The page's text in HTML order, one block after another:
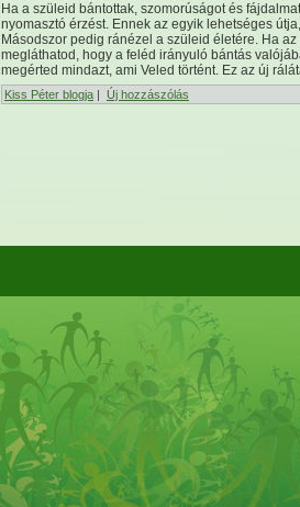
Ha a szüleid bántottak, szomorúságot és
nyomasztó érzést. Ennek az egyik lehetséges
Másodszor pedig ránézel a szüleid életére. Ha
megláthatod, hogy a feléd irányuló bántás
megérted mindazt, ami Veled történt. Ez az új
Kiss Péter blogja | Új hozzászólás